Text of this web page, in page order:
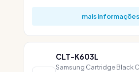
mais informações
CLT-K603L
Samsung Cartridge Black